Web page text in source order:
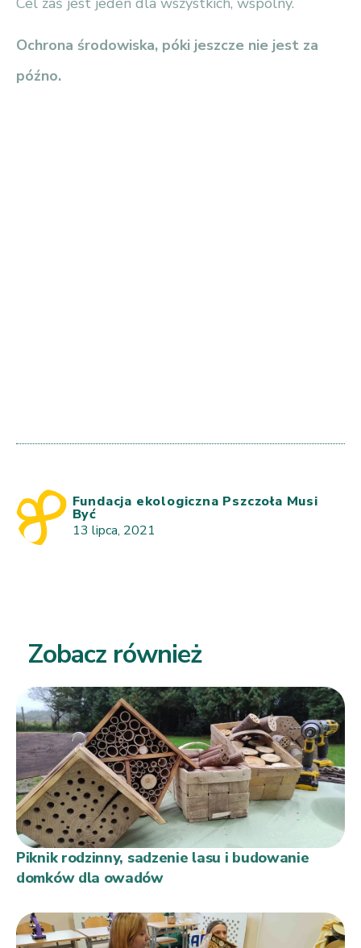
Ochrona środowiska, póki jeszcze nie jest za
późno.
Fundacja ekologiczna Pszczoła Musi
Być
13 lipca, 2021
Zobacz również
Piknik rodzinny, sadzenie lasu i budowanie
domków dla owadów